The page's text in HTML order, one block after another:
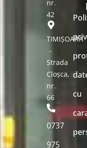
nr.
42
TIMIȘOARA
-
Strada
Cloșca,
nr.
66
0737
975
cu